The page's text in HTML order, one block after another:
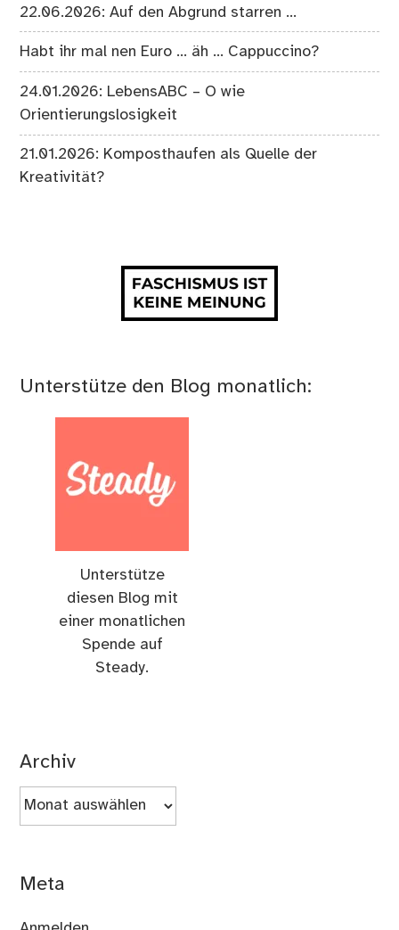
22.06.2026: Auf den Abgrund starren …
Habt ihr mal nen Euro … äh … Cappuccino?
24.01.2026: LebensABC – O wie
Orientierungslosigkeit
21.01.2026: Komposthaufen als Quelle der
Kreativität?
Unterstütze den Blog monatlich:
Unterstütze
diesen Blog mit
einer monatlichen
Spende auf
Steady.
Archiv
Archiv
Meta